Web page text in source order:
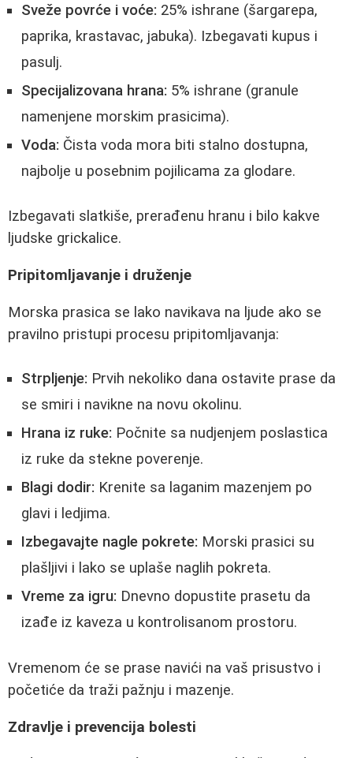
Sveže povrće i voće: 25% ishrane (šargarepa,
paprika, krastavac, jabuka). Izbegavati kupus i
pasulj.
Specijalizovana hrana: 5% ishrane (granule
namenjene morskim prasicima).
Voda: Čista voda mora biti stalno dostupna,
najbolje u posebnim pojilicama za glodare.
Izbegavati slatkiše, prerađenu hranu i bilo kakve
ljudske grickalice.
Pripitomljavanje i druženje
Morska prasica se lako navikava na ljude ako se
pravilno pristupi procesu pripitomljavanja:
Strpljenje: Prvih nekoliko dana ostavite prase da
se smiri i navikne na novu okolinu.
Hrana iz ruke: Počnite sa nudjenjem poslastica
iz ruke da stekne poverenje.
Blagi dodir: Krenite sa laganim mazenjem po
glavi i ledjima.
Izbegavajte nagle pokrete: Morski prasici su
plašljivi i lako se uplaše naglih pokreta.
Vreme za igru: Dnevno dopustite prasetu da
izađe iz kaveza u kontrolisanom prostoru.
Vremenom će se prase navići na vaš prisustvo i
početiće da traži pažnju i mazenje.
Zdravlje i prevencija bolesti